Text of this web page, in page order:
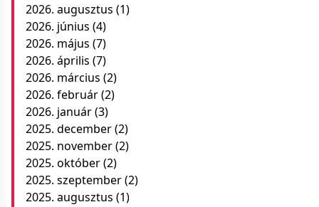
2026. augusztus (1)
2026. június (4)
2026. május (7)
2026. április (7)
2026. március (2)
2026. február(2)
2026. január(3)
2025. december(2)
2025. november(2)
2025. október(2)
2025. szeptember(2)
2025. augusztus (1)